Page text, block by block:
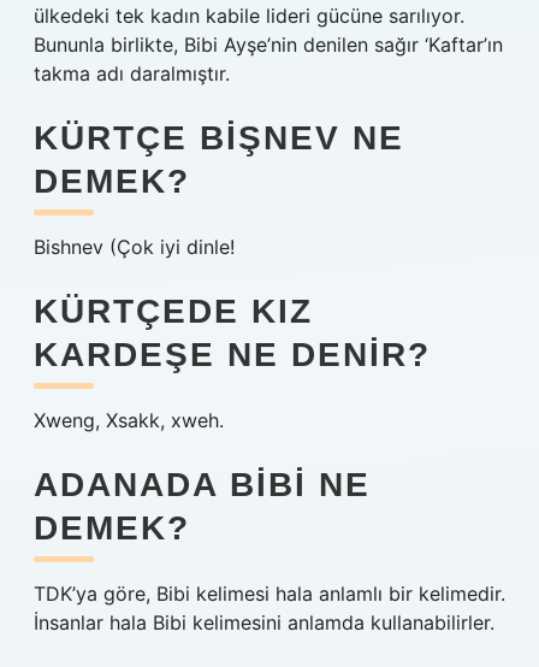
ülkedeki tek kadın kabile lideri gücüne sarılıyor.
Bununla birlikte, Bibi Ayşe’nin denilen sağır ‘Kaftar’ın
takma adı daralmıştır.
KÜRTÇE BIŞNEV NE
DEMEK?
Bishnev (Çok iyi dinle!
KÜRTÇEDE KIZ
KARDEŞE NE DENIR?
Xweng, Xsakk, xweh.
ADANADA BIBI NE
DEMEK?
TDK’ya göre, Bibi kelimesi hala anlamlı bir kelimedir.
İnsanlar hala Bibi kelimesini anlamda kullanabilirler.